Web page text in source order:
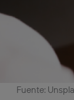
Fuente: